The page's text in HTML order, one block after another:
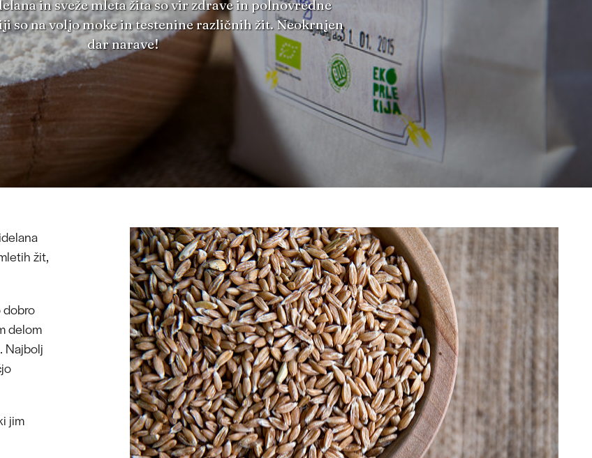
in sveže mleta žita so vir zdrave in polnovredne
so na voljo moke in testenine različnih žit. Neokrnjen
dar narave!
žit,
dobro
delom
Najbolj
jim